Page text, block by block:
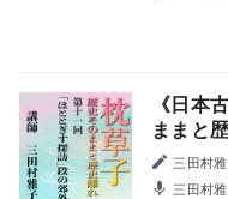
《日本
ままと
す探訪
三田村
三田村